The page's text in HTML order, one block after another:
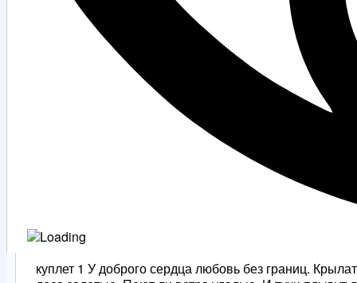
куплет 1 У доброго сердца любовь без границ.